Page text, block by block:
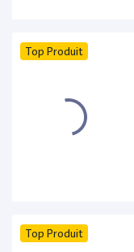
Top Produit
Top Produit